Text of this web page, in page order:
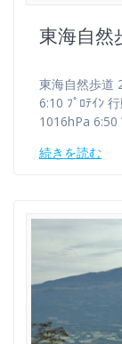
東海自然
東海自然歩道
6:10 ﾌﾟﾛﾃｲﾝ
1016hPa
続きを読む